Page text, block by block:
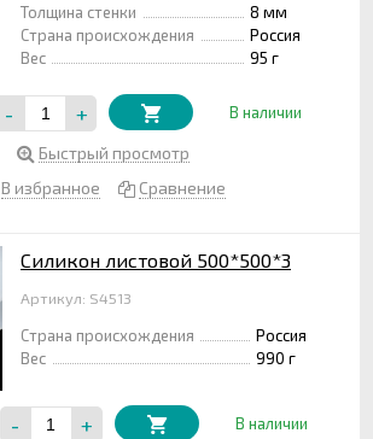
Толщина стенки
8 мм
Страна происхождения
Россия
Вес
95 г
- + В наличии
Быстрый просмотр
В избранное
Сравнение
Силикон листовой 500*500*3
Артикул: S4513
Страна происхождения
Россия
Вес
990 г
- + В наличии